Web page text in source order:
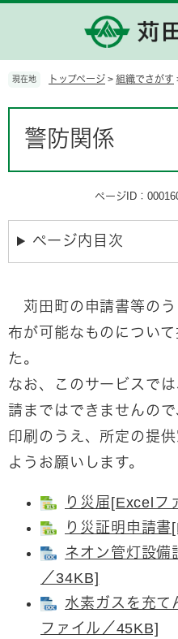
の
で
ー
ば
現在地 トップページ > 組織でさがす
警防関係
ページID：
ページ内目次
苅田町の申請書等の
布が可能なものについ
た。
なお、このサービスで
請まではできませんの
印刷のうえ、所定の提
ようお願いします。
り災届[Excelフ
り災証明申請
ネオン管灯設備
／34KB]
水素ガスを充て
ファイル／45KB]